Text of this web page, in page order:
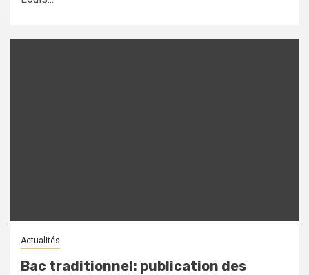
Actualités
Bac traditionnel: publication des